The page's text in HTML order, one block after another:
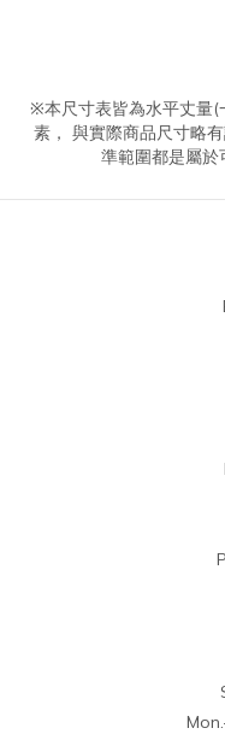
※本尺寸表皆為水平丈量(
素， 與實際商品尺寸略
準範圍都是屬於